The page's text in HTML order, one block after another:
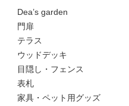
Dea’s garden
門扉
テラス
ウッドデッキ
目隠し・フェンス
表札
家具・ペット用グッズ